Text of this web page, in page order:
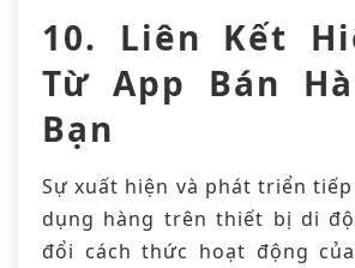
10. Liên Kết
Từ App Bán
Bạn
Sự xuất hiện và phát triển
dụng hàng trên thiết bị di
đổi cách thức hoạt động